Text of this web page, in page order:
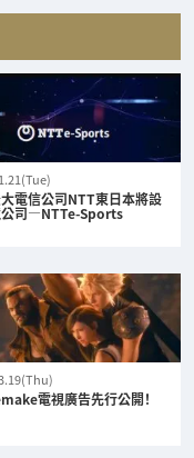
電信公司NTT東日本將設
公司—NTTe-Sports
電視廣告先行公開！